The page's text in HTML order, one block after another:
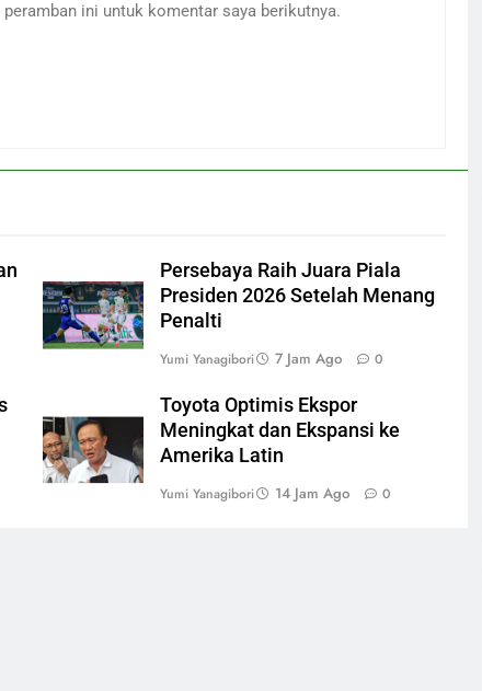
ini untuk komentar saya berikutnya.
Persebaya Raih Juara Piala
Presiden 2026 Setelah Menang
Penalti
Yumi Yanagibori 7 Jam Ago 0
Toyota Optimis Ekspor
Meningkat dan Ekspansi ke
Amerika Latin
Yumi Yanagibori 14 Jam Ago 0